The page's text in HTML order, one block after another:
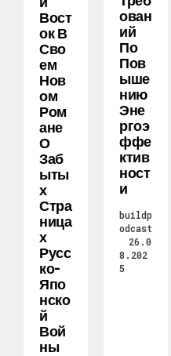
Вост
Ок В
Сво
Ем
Нов
Ом
Ром
Ане
О
Заб
Ыты
Х
Стра
Ница
Х
Русс
Ко-
Япо
Нско
Й
Вой
Ны
Ован
Ий
По
Пов
Ыше
Нию
Эне
Ргоэ
Ффе
Ктив
Ност
И
buildp
odcast
26.0
8.202
5